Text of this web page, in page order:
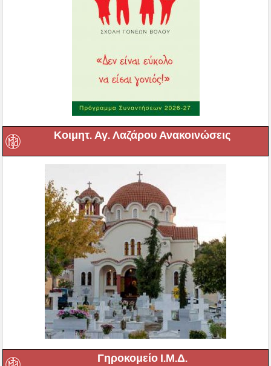
Κοιμητ. Αγ. Λαζάρου Ανακοινώσεις
Γηροκομείο Ι.Μ.Δ.